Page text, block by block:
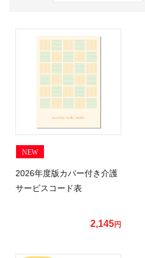
NEW
2026年度版カバー付き介護
サービスコード表
2,145円